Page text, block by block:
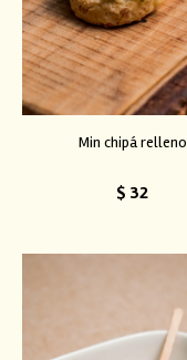
Min chipá relleno
$ 32